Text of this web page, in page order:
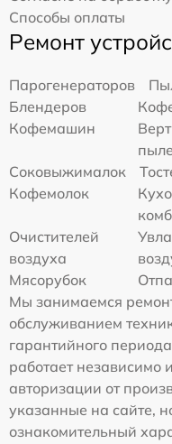
Способы оплаты
Ремонт
Парогенераторов
Блендеров
Кофемашин
Соковыжималок
Кофемолок
Очистителей
воздуха
Мясорубок
Мы занимаемся
обслуживанием
гарантийного
работает независимо
авторизации от
указанные на сайте,
ознакомительный